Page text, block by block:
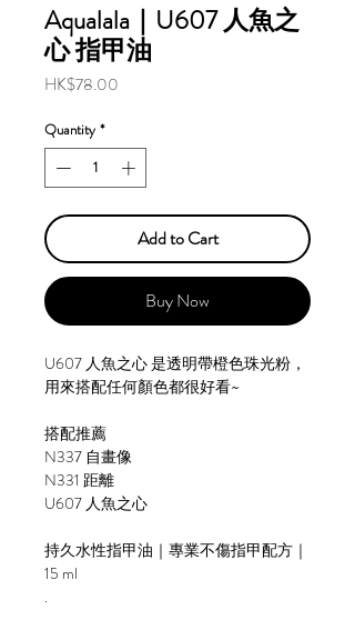
Aqualala｜U607 人魚之
心 指甲油
HK$78.00
Quantity *
Add to Cart
Buy Now
U607 人魚之心 是透明帶橙色珠光粉，
用來搭配任何顏色都很好看~
搭配推薦
N337 自畫像
N331 距離
U607 人魚之心
持久水性指甲油｜專業不傷指甲配方｜
15 ml
.